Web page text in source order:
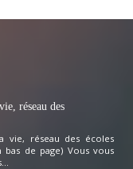
réseau des
vie, réseau des écoles
de page) Vous vous